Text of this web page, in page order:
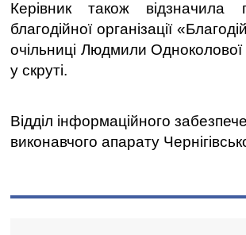
Керівник також відзначила
благодійної організації
очільниці Людмили
у скруті.
Відділ інформаційного
виконавчого апарату